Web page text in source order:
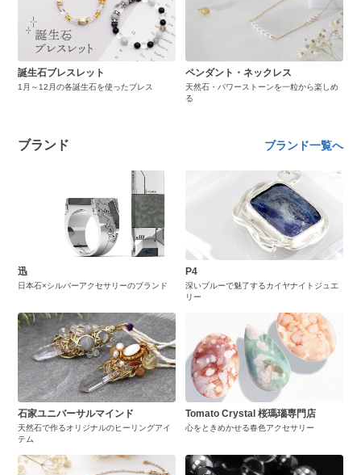
誕生石ブレスレット
1月～12月の各誕生石を使ったブレス
ペンダント・ネックレス
天然石・パワーストーンを一粒から楽しめ
る
ブランド ブランド一覧へ
迅
日本石×シルバーアクセサリーのブランド
P4
深いブルーで魅了するカイヤナイトジュエ
リー
石家ユニバーサルマインド
天然石で作るオリジナルのヒーリングアイ
テム
Tomato Crystal 桜瑪瑙専門店
心をときめかせる春色アクセサリー